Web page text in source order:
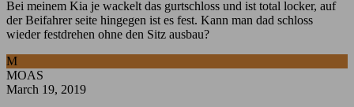
Bei meinem Kia je wackelt das gurtschloss und ist total locker, auf
der Beifahrer seite hingegen ist es fest. Kann man dad schloss
wieder festdrehen ohne den Sitz ausbau?
M
MOAS
March 19, 2019